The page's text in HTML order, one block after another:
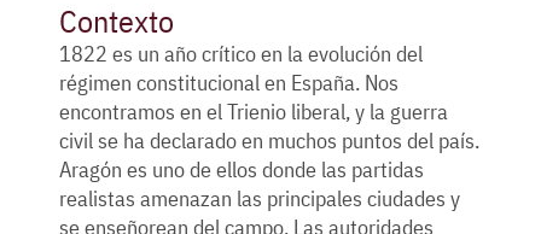
Contexto
1822 es un año crítico en la evolución del
régimen constitucional en España. Nos
encontramos en el Trienio liberal, y la guerra
civil se ha declarado en muchos puntos del país.
Aragón es uno de ellos donde las partidas
realistas amenazan las principales ciudades y
se enseñorean del campo. Las autoridades